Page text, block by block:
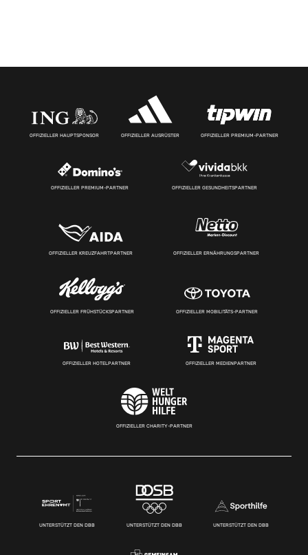
OFFIZIELLER HAUPTSPONSOR OFFIZIELLER AUSRÜSTER OFFIZIELLER PREMIUM-PARTNER
OFFIZIELLER PREMIUM-PARTNER OFFIZIELLER GESUNDHEITSPARTNER
OFFIZIELLER KREUZFAHRTPARTNER OFFIZIELLER ERNÄHRUNGSPARTNER
OFFIZIELLER FRÜHSTÜCKSPARTNER OFFIZIELLER MOBILITÄTS-PARTNER
OFFIZIELLER HOTELPARTNER OFFIZIELLER MEDIENPARTNER
OFFIZIELLER CHARITY-PARTNER
UNTERSTÜTZT DEN DBB UNTERSTÜTZT DEN DBB UNTERSTÜTZT DEN DBB